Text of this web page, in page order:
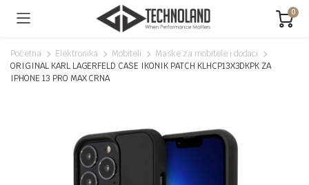
0
Početna Elektronika Mobiteli
Maske za mobitele i dodaci
ORIGINAL KARL LAGERFELD CASE IKONIK PATCH KLHCP13X3DKPK ZA
IPHONE 13 PRO MAX CRNA